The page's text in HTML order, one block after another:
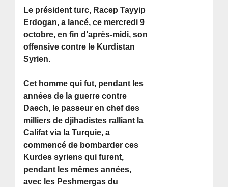
Le président turc, Racep Tayyip
Erdogan, a lancé, ce mercredi 9
octobre, en fin d’après-midi, son
offensive contre le Kurdistan
Syrien.
Cet homme qui fut, pendant les
années de la guerre contre
Daech, le passeur en chef des
milliers de djihadistes ralliant la
Califat via la Turquie, a
commencé de bombarder ces
Kurdes syriens qui furent,
pendant les mêmes années,
avec les Peshmergas du